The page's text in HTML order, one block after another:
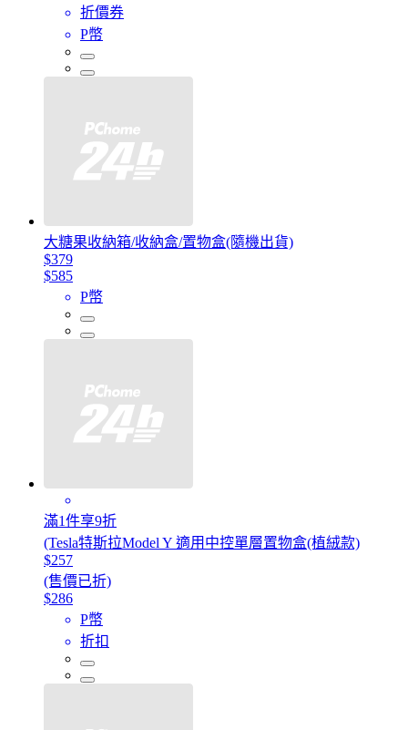
折價券
P幣
大糖果收納箱/收納盒/置物盒(隨機出貨)
$379
$585
P幣
滿1件享9折
(Tesla特斯拉Model Y 適用中控單層置物盒(植絨款)
$257
(售價已折)
$286
P幣
折扣